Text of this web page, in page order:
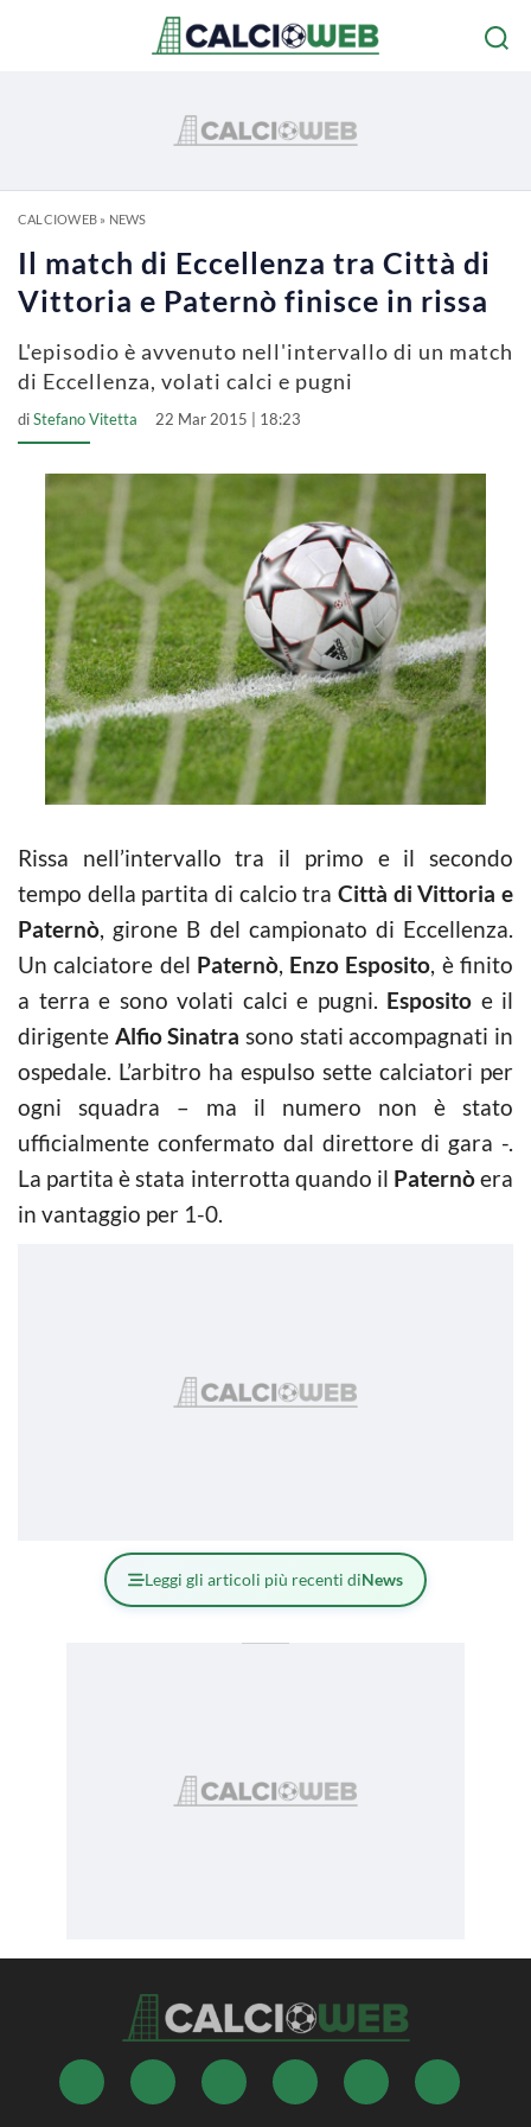
CALCIOWEB» NEWS
Il match di Eccellenza tra Città di
Vittoria e Paternò finisce in rissa
L'episodio è avvenuto nell'intervallo di un match
di Eccellenza, volati calci e pugni
diStefano Vitetta 22 Mar 2015 | 18:23
Rissa nell’intervallo tra il primo e il secondo
tempo della partita di calcio tra Città di Vittoria e
Paternò, girone B del campionato di Eccellenza.
Un calciatore del Paternò, Enzo Esposito, è finito
a terra e sono volati calci e pugni. Esposito e il
dirigente Alfio Sinatra sono stati accompagnati in
ospedale. L’arbitro ha espulso sette calciatori per
ogni squadra – ma il numero non è stato
ufficialmente confermato dal direttore di gara -.
La partita è stata interrotta quando il Paternòera
in vantaggio per 1-0.
Leggi gli articoli più recenti diNews